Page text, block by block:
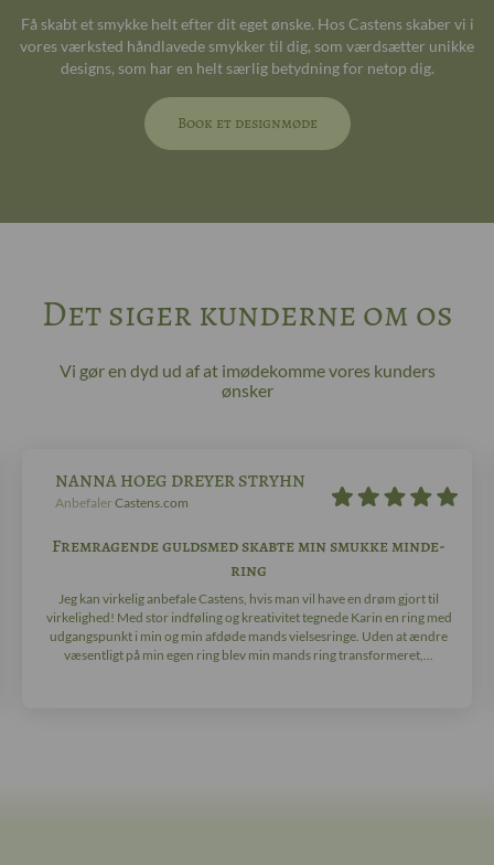
Få skabt et smykke helt efter dit eget ønske. Hos Castens skaber vi i
vores værksted håndlavede smykker til dig, som værdsætter unikke
designs, som har en helt særlig betydning for netop dig.
Book et designmøde
Det siger kunderne om os
Vi gør en dyd ud af at imødekomme vores kunders
ønsker
NANNA HOEG DREYER STRYHN
Anbefaler Castens.com
Fremragende guldsmed skabte min smukke minde-
ring
Jeg kan virkelig anbefale Castens, hvis man vil have en drøm gjort til
virkelighed! Med stor indføling og kreativitet tegnede Karin en ring med
udgangspunkt i min og min afdøde mands vielsesringe. Uden at ændre
væsentligt på min egen ring blev min mands ring transformeret,...